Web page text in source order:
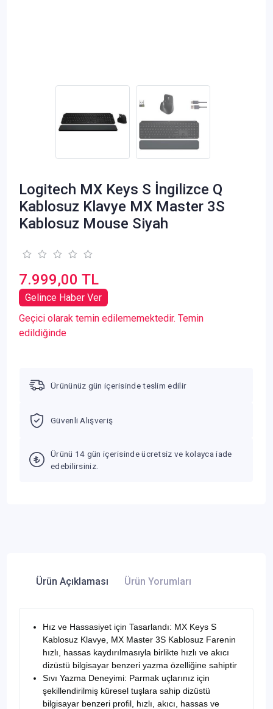
Logitech MX Keys S İngilizce Q
Kablosuz Klavye MX Master 3S
Kablosuz Mouse Siyah
7.999,00 TL
Gelince Haber Ver
Geçici olarak temin edilememektedir. Temin
edildiğinde
Ürününüz gün içerisinde teslim edilir
Güvenli Alışveriş
Ürünü 14 gün içerisinde ücretsiz ve kolayca iade
edebilirsiniz.
Ürün Açıklaması Ürün Yorumları
Hız ve Hassasiyet için Tasarlandı: MX Keys S
Kablosuz Klavye, MX Master 3S Kablosuz Farenin
hızlı, hassas kaydırılmasıyla birlikte hızlı ve akıcı
dizüstü bilgisayar benzeri yazma özelliğine sahiptir
Sıvı Yazma Deneyimi: Parmak uçlarınız için
şekillendirilmiş küresel tuşlara sahip dizüstü
bilgisayar benzeri profil, hızlı, akıcı, hassas ve